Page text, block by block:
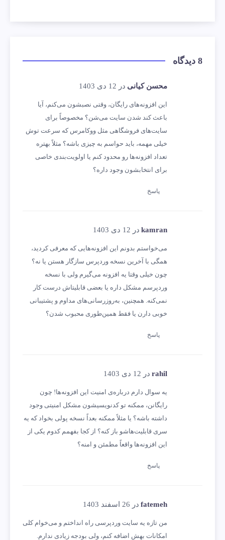
8 دیدگاه
محسن کیانی در 12 دی 1403
این افزونه‌های رایگان، وقتی نصبشون می‌کنم، آیا
باعث کند شدن سایت می‌شن؟ مخصوصاً برای
سایت‌های فروشگاهی مثل ووکامرس که سرعت توش
خیلی مهمه، باید حواسم به چیزی باشه؟ مثلاً بهتره
تعداد افزونه‌ها رو محدود کنم یا اولویت‌بندی خاصی
برای انتخابشون وجود داره؟
پاسخ
kamran در 12 دی 1403
می‌خواستم بدونم این افزونه‌هایی که معرفی کردید،
همگی با آخرین نسخه وردپرس سازگار هستن یا نه؟
چون خیلی وقتا یه افزونه می‌گیرم ولی با نسخه
وردپرسم مشکل داره یا بعضی قابلیتاش درست کار
نمی‌کنه. همچنین، به‌روز‌رسانی‌های مداوم و پشتیبانی
خوبی دارن یا فقط همین‌طوری محبوب شدن؟
پاسخ
rahil در 12 دی 1403
یه سوال دارم درباره‌ی امنیت این افزونه‌ها! چون
رایگانن، ممکنه تو کدنویسیشون مشکل امنیتی وجود
داشته باشه؟ یا مثلاً ممکنه بعداً نسخه پولی بخواد که یه
سری قابلیت‌هاشو باز کنه؟ از کجا بفهمم کدوم یکی از
این افزونه‌ها واقعاً مطمئن و امنه؟
پاسخ
fatemeh در 26 اسفند 1403
من تازه یه سایت وردپرسی راه انداختم و می‌خوام کلی
امکانات بهش اضافه کنم، ولی بودجه زیادی ندارم.